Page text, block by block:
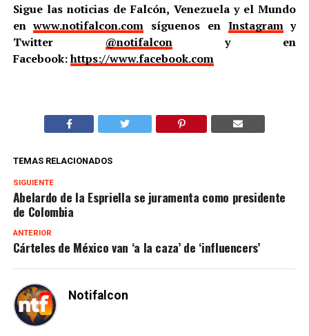
Sigue las noticias de Falcón, Venezuela y el Mundo
enwww.notifalcon.com síguenos en Instagramy
Twitter @notifalcony en
Facebook:https://www.facebook.com
TEMAS RELACIONADOS
SIGUIENTE
Abelardo de la Espriella se juramenta como presidente
de Colombia
ANTERIOR
Cárteles de México van ‘a la caza’ de ‘influencers’
Notifalcon